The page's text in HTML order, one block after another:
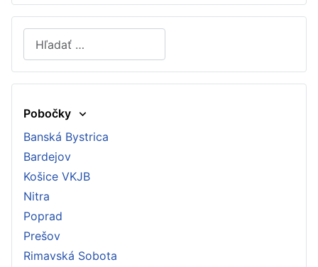
Hľadať
Type 2 or more characters for results.
Pobočky
Banská Bystrica
Bardejov
Košice VKJB
Nitra
Poprad
Prešov
Rimavská Sobota